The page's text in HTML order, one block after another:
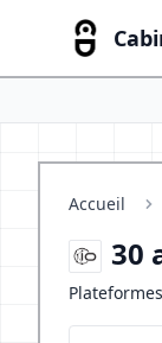
Accueil
30